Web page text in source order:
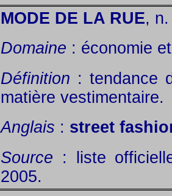
MODE DE LA RUE,
Domaine : économie
Définition : tendance
matière vestimentaire.
Anglais : street
Source : liste
2005.